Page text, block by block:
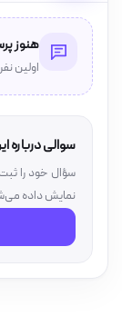
هنوز
اولین
سوالی درباره
سؤال خود را
نمایش داده